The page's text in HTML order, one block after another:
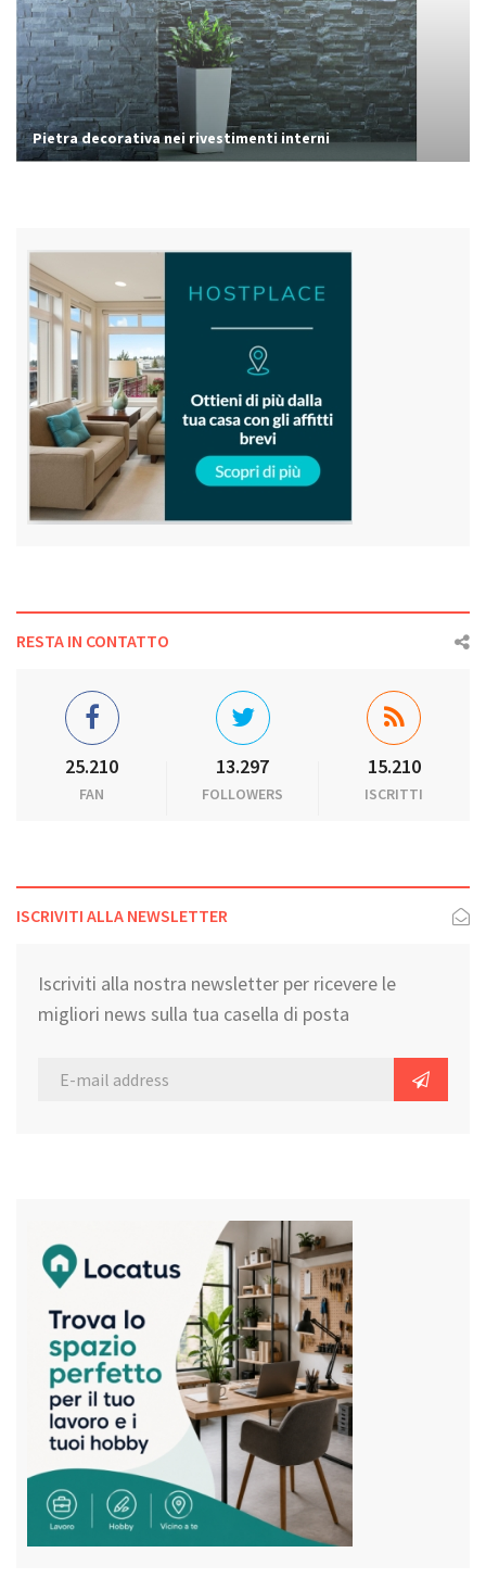
Pietra decorativa nei rivestimenti interni
RESTA IN CONTATTO
25.210
FAN
13.297
FOLLOWERS
15.210
ISCRITTI
ISCRIVITI ALLA NEWSLETTER
Iscriviti alla nostra newsletter per ricevere le
migliori news sulla tua casella di posta